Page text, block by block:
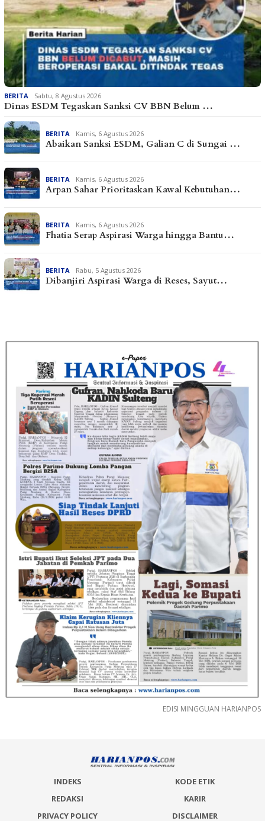
BERITA Sabtu, 8 Agustus 2026
Dinas ESDM Tegaskan Sanksi CV BBN Belum …
BERITA Kamis, 6 Agustus 2026
Abaikan Sanksi ESDM, Galian C di Sungai …
BERITA Kamis, 6 Agustus 2026
Arpan Sahar Prioritaskan Kawal Kebutuhan…
BERITA Kamis, 6 Agustus 2026
Fhatia Serap Aspirasi Warga hingga Bantu…
BERITA Rabu, 5 Agustus 2026
Dibanjiri Aspirasi Warga di Reses, Sayut…
EDISI MINGGUAN HARIANPOS
INDEKS
KODE ETIK
REDAKSI
KARIR
PRIVACY POLICY
DISCLAIMER